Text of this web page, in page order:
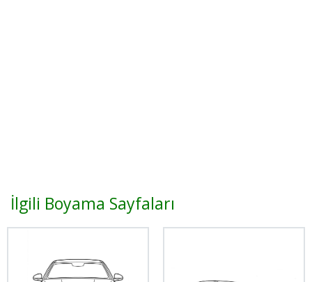
İlgili Boyama Sayfaları